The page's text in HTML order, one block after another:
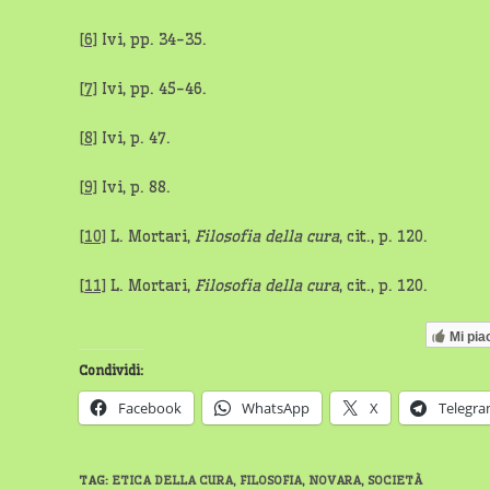
[6] Ivi, pp. 34-35.
[7] Ivi, pp. 45-46.
[8] Ivi, p. 47.
[9] Ivi, p. 88.
[10] L. Mortari, Filosofia della cura, cit., p. 120.
[11] L. Mortari, Filosofia della cura, cit., p. 120.
Mi
Condividi:
Facebook WhatsApp X
TAG: ETICA DELLA CURA, FILOSOFIA, NOVARA, SOCIETÀ